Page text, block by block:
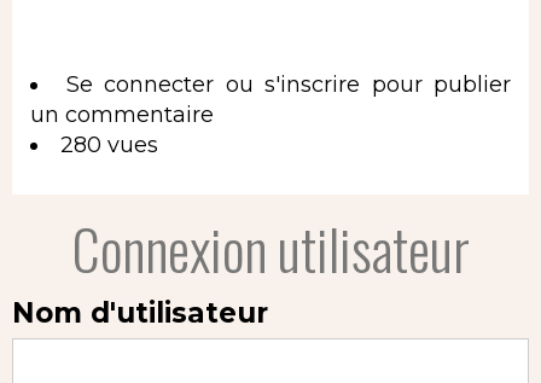
Se connecter ou s'inscrire pour publier
un commentaire
280 vues
Connexion utilisateur
Nom d'utilisateur